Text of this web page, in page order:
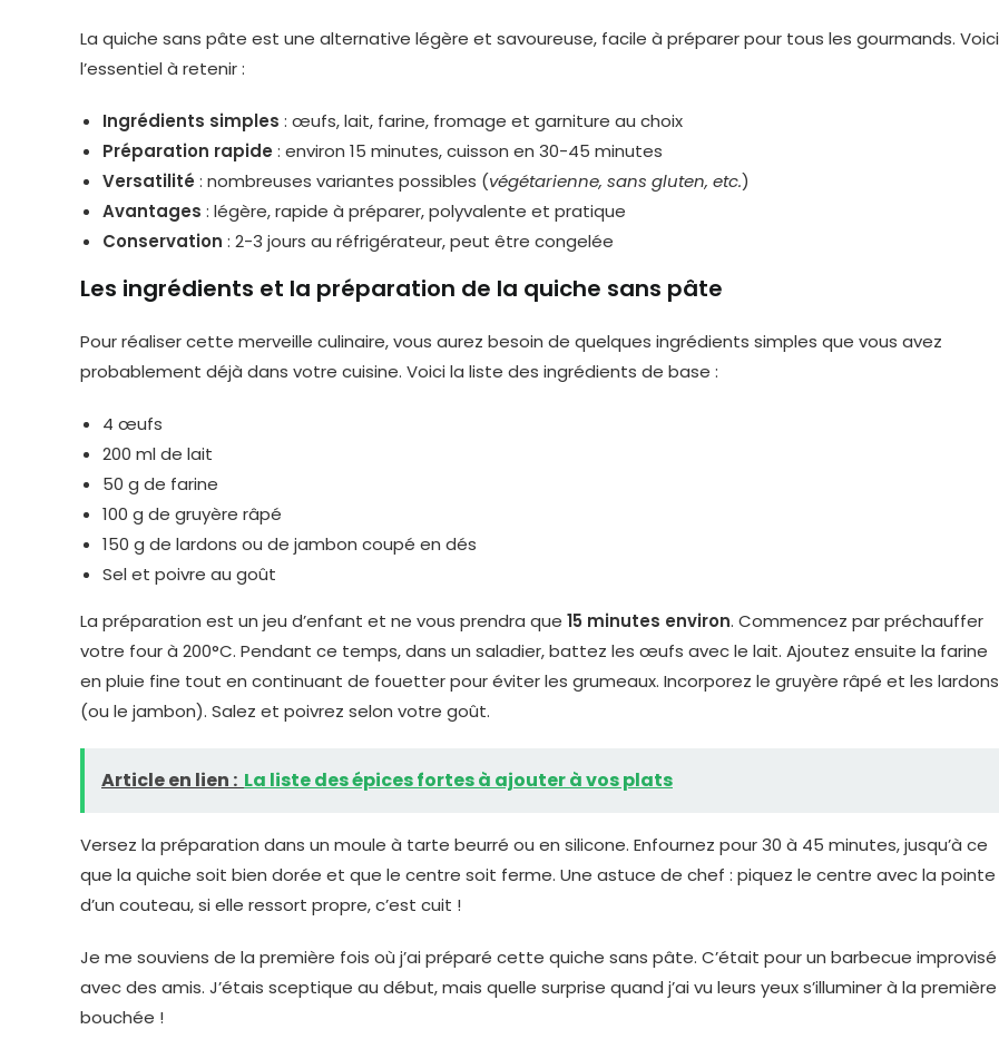
La quiche sans pâte est une alternative légère et savoureuse, facile à préparer pour tous les gourmands. Voici
l’essentiel à retenir :
Ingrédients simples : œufs, lait, farine, fromage et garniture au choix
Préparation rapide : environ 15 minutes, cuisson en 30-45 minutes
Versatilité : nombreuses variantes possibles (végétarienne, sans gluten, etc.)
Avantages : légère, rapide à préparer, polyvalente et pratique
Conservation : 2-3 jours au réfrigérateur, peut être congelée
Les ingrédients et la préparation de la quiche sans pâte
Pour réaliser cette merveille culinaire, vous aurez besoin de quelques ingrédients simples que vous avez
probablement déjà dans votre cuisine. Voici la liste des ingrédients de base :
4 œufs
200 ml de lait
50 g de farine
100 g de gruyère râpé
150 g de lardons ou de jambon coupé en dés
Sel et poivre au goût
La préparation est un jeu d’enfant et ne vous prendra que 15 minutes environ. Commencez par préchauffer
votre four à 200°C. Pendant ce temps, dans un saladier, battez les œufs avec le lait. Ajoutez ensuite la farine
en pluie fine tout en continuant de fouetter pour éviter les grumeaux. Incorporez le gruyère râpé et les lardons
(ou le jambon). Salez et poivrez selon votre goût.
Article en lien : La liste des épices fortes à ajouter à vos plats
Versez la préparation dans un moule à tarte beurré ou en silicone. Enfournez pour 30 à 45 minutes, jusqu’à ce
que la quiche soit bien dorée et que le centre soit ferme. Une astuce de chef : piquez le centre avec la pointe
d’un couteau, si elle ressort propre, c’est cuit !
Je me souviens de la première fois où j’ai préparé cette quiche sans pâte. C’était pour un barbecue improvisé
avec des amis. J’étais sceptique au début, mais quelle surprise quand j’ai vu leurs yeux s’illuminer à la première
bouchée !